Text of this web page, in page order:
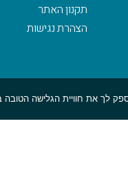
תקנון האתר
הצהרת נגישות